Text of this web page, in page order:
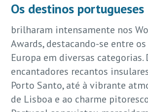
Os destinos portugueses
brilharam intensamente nos
Awards, destacando-se entre
Europa em diversas categorias.
encantadores recantos
Porto Santo, até à vibrante
de Lisboa e ao charme